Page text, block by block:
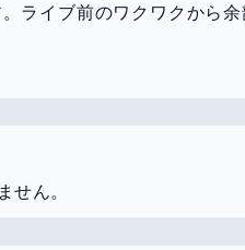
ライブ前のワクワクから
せん。